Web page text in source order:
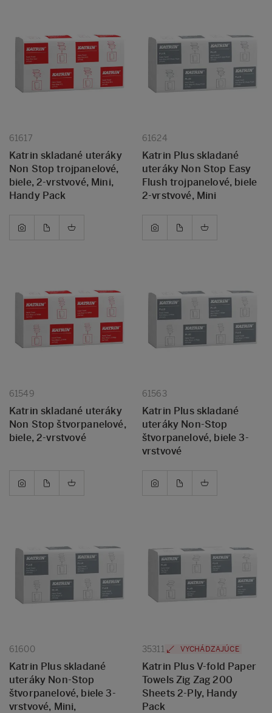
61617
Katrin skladané uteráky
Non Stop trojpanelové,
biele, 2-vrstvové, Mini,
Handy Pack
61624
Katrin Plus skladané
uteráky Non Stop Easy
Flush trojpanelové, biele
2-vrstvové, Mini
61549
Katrin skladané uteráky
Non Stop štvorpanelové,
biele, 2-vrstvové
61563
Katrin Plus skladané
uteráky Non-Stop
štvorpanelové, biele 3-
vrstvové
61600
Katrin Plus skladané
uteráky Non-Stop
štvorpanelové, biele 3-
vrstvové, Mini,
35311 VYCHÁDZAJÚCE
Katrin Plus V-fold Paper
Towels Zig Zag 200
Sheets 2-Ply, Handy
Pack